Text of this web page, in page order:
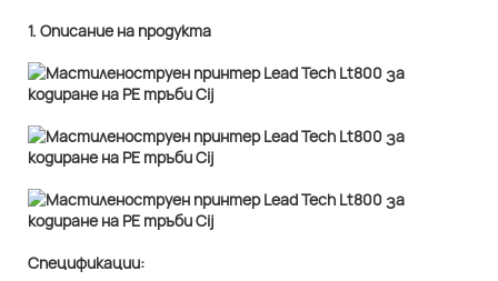
1. Описание на продукта
Спецификации: